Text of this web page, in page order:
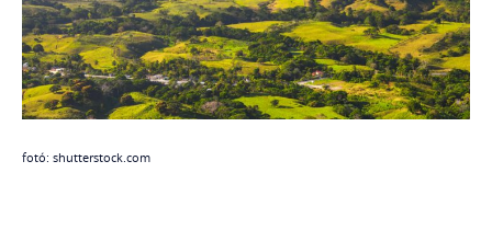
fotó: shutterstock.com